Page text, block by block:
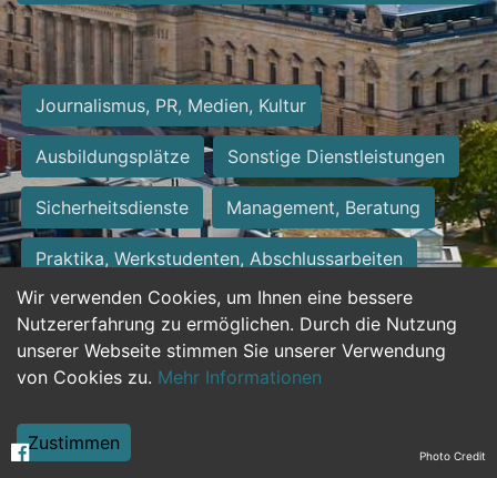
Wir verwenden Cookies, um Ihnen eine bessere
Nutzererfahrung zu ermöglichen. Durch die Nutzung
unserer Webseite stimmen Sie unserer Verwendung
von Cookies zu. Mehr Informationen
Zustimmen
Journalismus, PR, Medien, Kultur
Ausbildungsplätze Sonstige Dienstleistungen
Sicherheitsdienste Management, Beratung
Praktika, Werkstudenten, Abschlussarbeiten
Personalwesen Assistenz, Sekretariat
Hilfskräfte, Aushilfs- und Nebenjobs
Weiterbildung, Studium, duale Ausbildung Photo Credit